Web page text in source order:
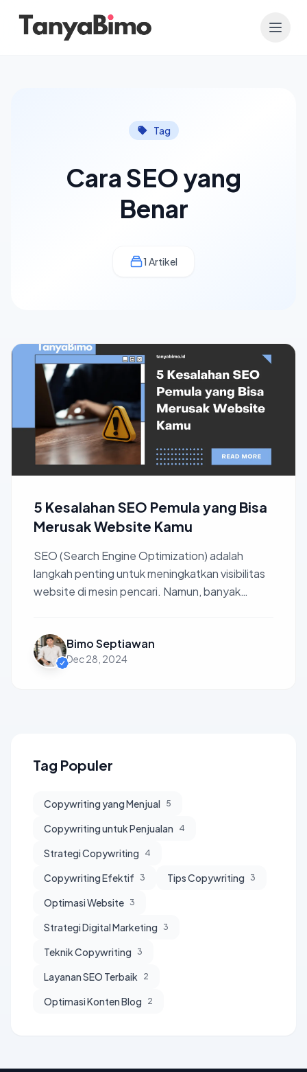
Tag
Cara SEO yang
Benar
1 Artikel
5 Kesalahan SEO Pemula yang Bisa
Merusak Website Kamu
SEO (Search Engine Optimization) adalah
langkah penting untuk meningkatkan visibilitas
website di mesin pencari. Namun, banyak
Bimo Septiawan
Dec 28, 2024
Tag Populer
Copywriting yang Menjual 5
Copywriting untuk Penjualan 4
Strategi Copywriting 4
Copywriting Efektif 3 Tips Copywriting 3
Optimasi Website 3
Strategi Digital Marketing 3
Teknik Copywriting 3
Layanan SEO Terbaik 2
Optimasi Konten Blog 2